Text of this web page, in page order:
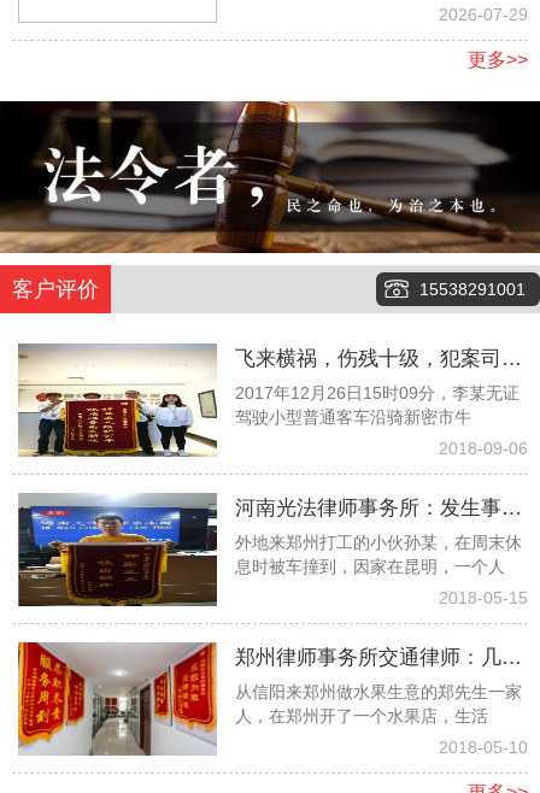
2026-07-29
更多>>
客户评价 15538291001
飞来横祸，伤残十级，犯案司机
又险逃逸，看看律师团队如何齐
心协力争取１６万元赔偿款
2017年12月26日15时09分，李某无证
驾驶小型普通客车沿骑新密市牛
2018-09-06
河南光法律师事务所：发生事故
孤苦无依委托白爱敏律师终获赔
外地来郑州打工的小伙孙某，在周末休
息时被车撞到，因家在昆明，一个人
2018-05-15
郑州律师事务所交通律师：几经
波折幸遇光法律师终获高额赔偿
从信阳来郑州做水果生意的郑先生一家
人，在郑州开了一个水果店，生活
2018-05-10